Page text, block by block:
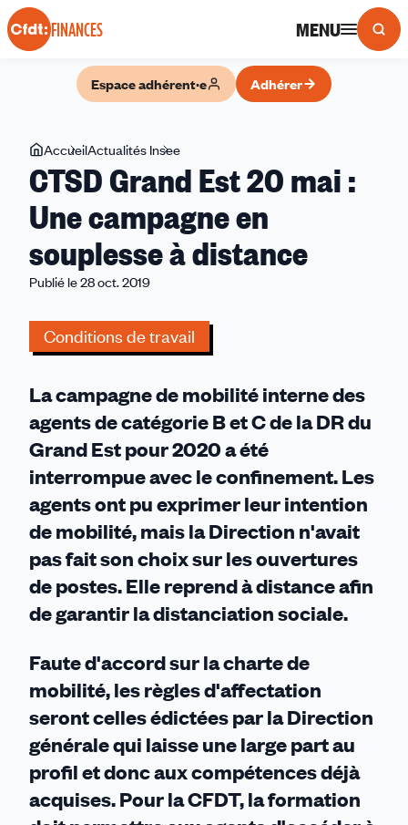
Panneau de gestion des cookies
FINANCES MENU
Espace adhérent·e Adhérer
Vous
êtes
ici
AccueilActualités Insee
Grand
20
mai
:
en
souplesse
distance
CTSD Grand Est 20 mai :
Une campagne en
souplesse à distance
Publié le 28 oct. 2019
Conditions de travail
La campagne de mobilité interne des
agents de catégorie B et C de la DR du
Grand Est pour 2020 a été
interrompue avec le confinement.Les
agents ont pu exprimer leur intention
de mobilité, mais la Direction n'avait
pas fait son choix sur les ouvertures
de postes. Elle reprendàdistance afin
de garantir la distanciation sociale.
Faute d'accord sur la charte de
mobilité, les règles d'affectation
seront celles édictées par la Direction
générale qui laisse une large part au
profil et donc aux compétences déjà
acquises.Pour la CFDT, la formation